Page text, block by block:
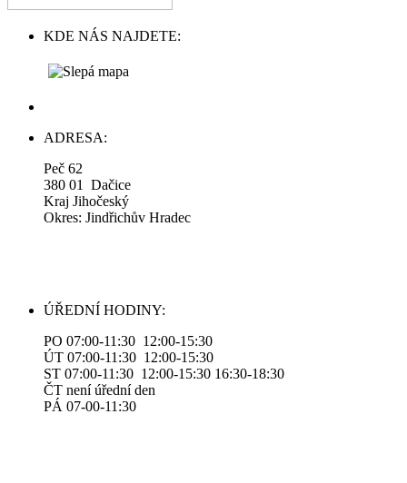
KDE NÁS NAJDETE:
ADRESA:
Peč 62
380 01 Dačice
Kraj Jihočeský
Okres: Jindřichův Hradec
ÚŘEDNÍ HODINY:
PO 07:00-11:30 12:00-15:30
ÚT 07:00-11:30 12:00-15:30
ST 07:00-11:30 12:00-15:30 16:30-18:30
ČT není úřední den
PÁ 07-00-11:30